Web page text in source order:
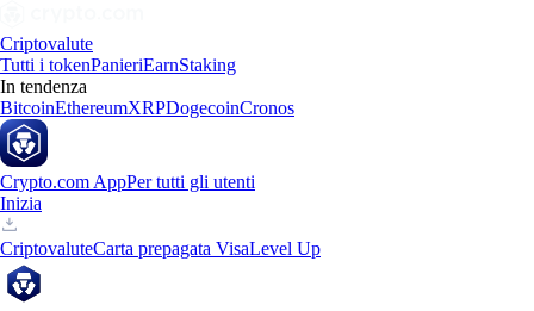
Criptovalute
Tutti i tokenPanieriEarnStaking
In tendenza
BitcoinEthereumXRPDogecoinCronos
Crypto.com AppPer tutti gli utenti
Inizia
CriptovaluteCarta prepagata VisaLevel Up